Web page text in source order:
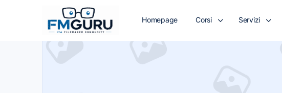
Homepage Corsi Servizi